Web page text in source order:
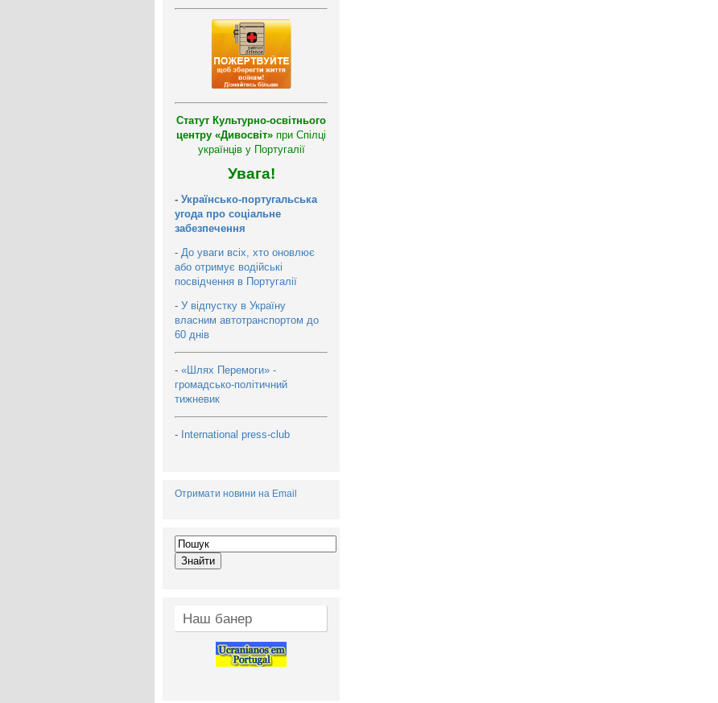
Статут Культурно-освітнього
центру «Дивосвіт» при Спілці
українців у Португалії
Увага!
- Українсько-португальська
угода про соціальне
забезпечення
- До уваги всіх, хто оновлює
або отримує водійські
посвідчення в Португалії
- У відпустку в Україну
власним автотранспортом до
60 днів
- «Шлях Перемоги» -
громадсько-політичний
тижневик
- International press-club
Отримати новини на Email
Наш банер